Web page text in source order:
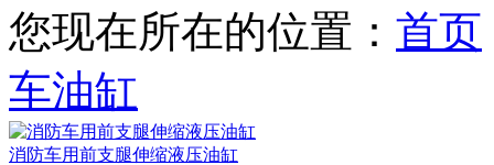
您现在所在的位置： 首页
车油缸
消防车用前支腿伸缩液压油缸